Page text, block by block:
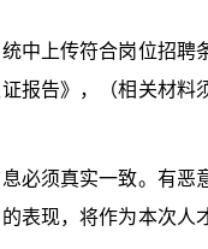
中上传符合岗位招聘
报告》，（相关材料
必须真实一致。有恶
表现，将作为本次人